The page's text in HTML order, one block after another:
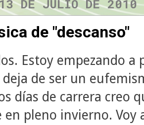
DE JULIO DE 2010
de "descanso"
Estoy empezando a
de ser un
días de carrera creo
en pleno invierno. Voy